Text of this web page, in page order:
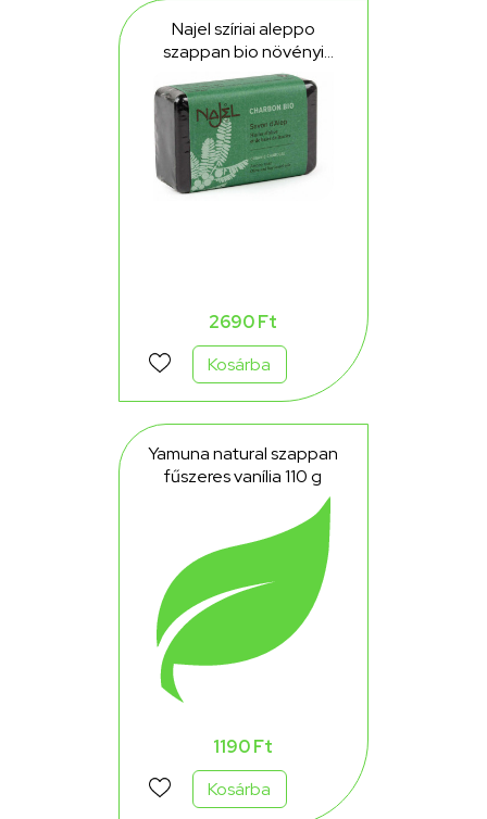
Najel szíriai aleppo
szappan bio növényi
szénnel 100 g
2690 Ft
Kosárba
Yamuna natural szappan
fűszeres vanília 110 g
1190 Ft
Kosárba